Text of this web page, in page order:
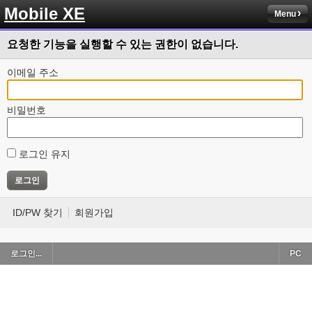
Mobile XE Menu
요청한 기능을 실행할 수 있는 권한이 없습니다.
이메일 주소
비밀번호
로그인 유지
ID/PW 찾기 회원가입
로그인... PC